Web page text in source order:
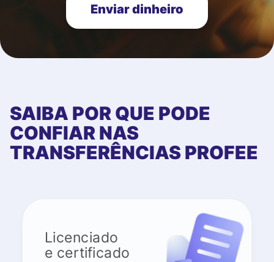
Enviar dinheiro
SAIBA POR QUE PODE
CONFIAR NAS
TRANSFERÊNCIAS PROFEE
Licenciado
e certificado